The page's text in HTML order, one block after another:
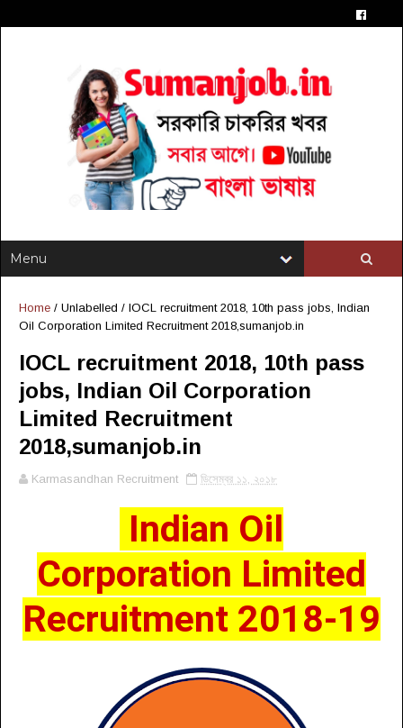
Home / Unlabelled / IOCL recruitment 2018, 10th pass jobs, Indian
Oil Corporation Limited Recruitment 2018,sumanjob.in
IOCL recruitment 2018, 10th pass
jobs, Indian Oil Corporation
Limited Recruitment
2018,sumanjob.in
Karmasandhan Recruitment ডিসেম্বর ১১, ২০১৮
Indian Oil
Corporation Limited
Recruitment 2018-19